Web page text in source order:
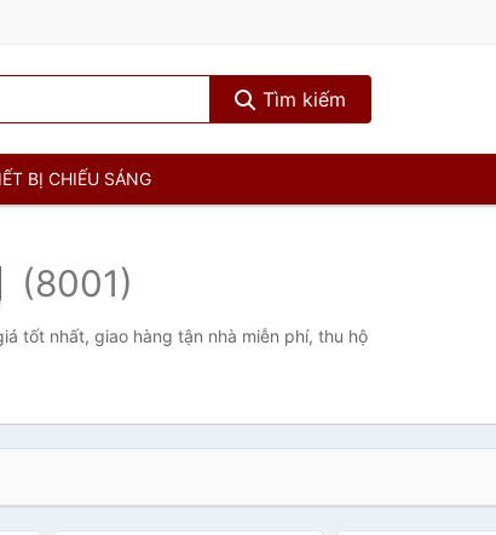
Tìm kiếm
BỊ CHIẾU SÁNG
(8001)
tốt nhất, giao hàng tận nhà miễn phí, thu hộ